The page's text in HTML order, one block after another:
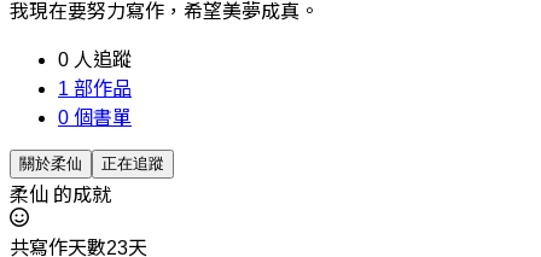
我現在要努力寫作，希望美夢成真。
0 人追蹤
1 部作品
0 個書單
關於柔仙 正在追蹤
柔仙 的成就
共寫作天數23天